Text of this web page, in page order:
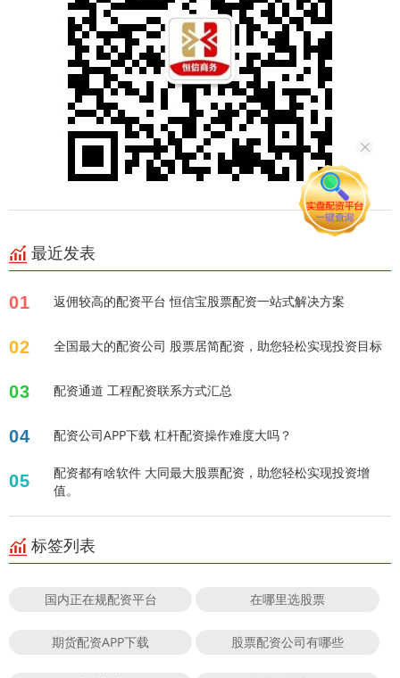
最近发表
01 返佣较高的配资平台 恒信宝股票配资一站式解决方案
02 全国最大的配资公司 股票居简配资，助您轻松实现投资目标
03 配资通道 工程配资联系方式汇总
04 配资公司APP下载 杠杆配资操作难度大吗？
05
配资都有啥软件 大同最大股票配资，助您轻松实现投资增
值。
标签列表
国内正在规配资平台 在哪里选股票
期货配资APP下载 股票配资公司有哪些